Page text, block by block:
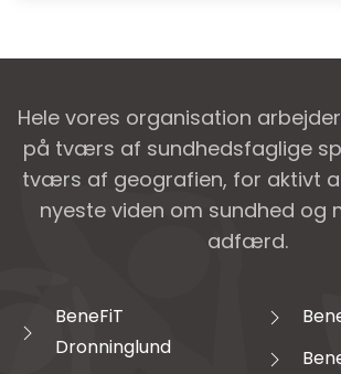
Hele vores organisation
på tværs af sundhedsfaglige
tværs af geografien, for aktivt
nyeste viden om sundhed og
adfærd.
BeneFiT
Dronninglund